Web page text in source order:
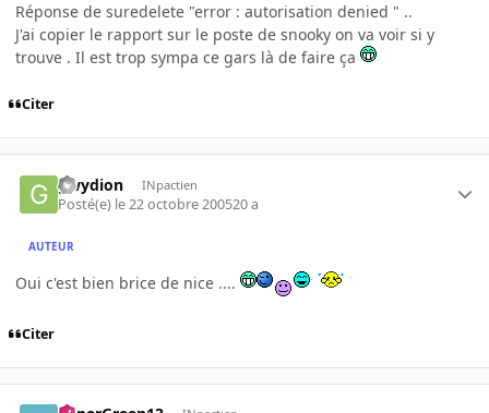
Réponse de suredelete "error : autorisation denied " ..
J'ai copier le rapport sur le poste de snooky on va voir si y
trouve . Il est trop sympa ce gars là de faire ça
Citer
gwydion INpactien
Posté(e) le 22 octobre 200520 a
AUTEUR
Oui c'est bien brice de nice ....
Citer